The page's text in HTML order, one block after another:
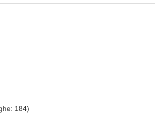
184)